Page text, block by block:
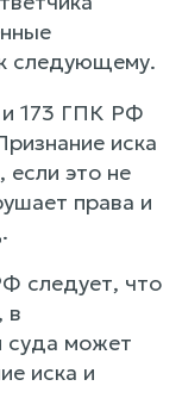
следующему.
и 173 ГПК РФ
иска
если это не
права и
следует, что
в
суда может
иска и